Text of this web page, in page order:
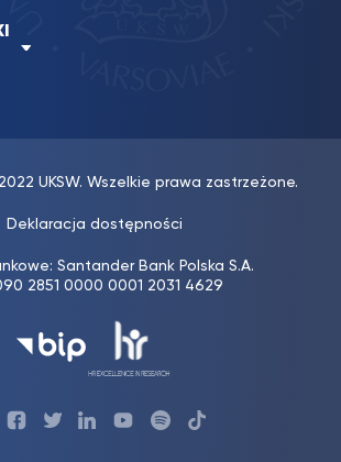
UKSW. Wszelkie prawa zastrzeżone.
Deklaracja dostępności
Santander Bank Polska S.A.
2851 0000 0001 2031 4629
ProfilProfilProfil UKSWProfilUKSW